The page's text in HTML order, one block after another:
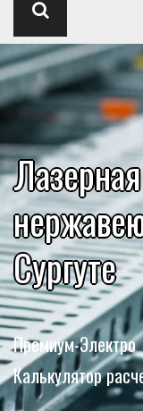
Сургуте
Премиум-Электро
Калькулятор